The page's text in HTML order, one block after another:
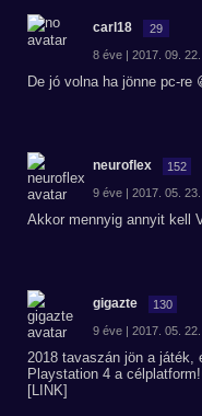
carl18 29
8 éve | 2017. 09.
De jó volna ha jönne pc-re
neuroflex 152
9 éve | 2017. 05. 23.
Akkor mennyig annyit kell
gigazte 130
9 éve | 2017. 05.
2018 tavaszán jön a játék,
Playstation 4 a
[LINK]